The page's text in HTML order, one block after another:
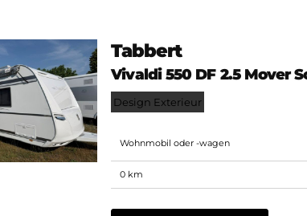
Tabbert
Vivaldi 550 DF 2.5 Mover
Design Exterieur
Wohnmobil oder -wagen
0 km